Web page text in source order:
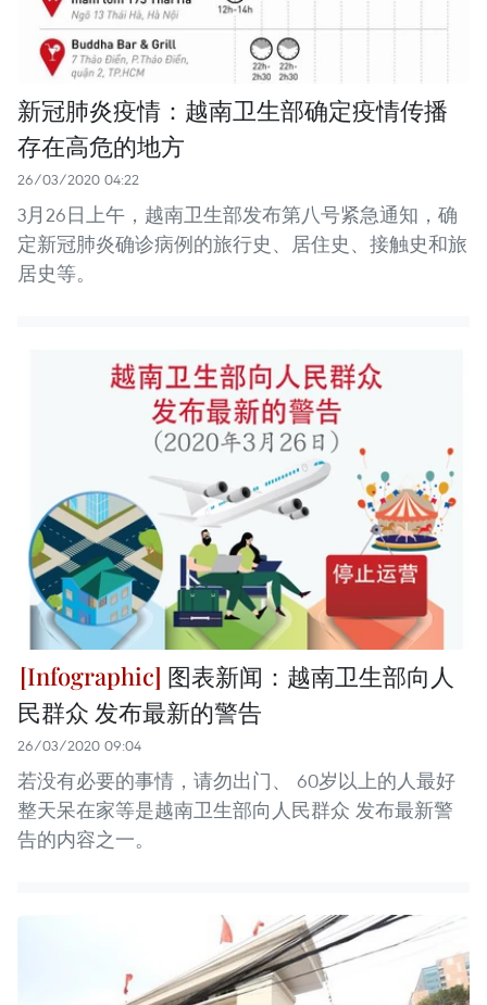
新冠肺炎疫情：越南卫生部确定疫情传播
存在高危的地方
26/03/2020 04:22
3月26日上午，越南卫生部发布第八号紧急通知，确
定新冠肺炎确诊病例的旅行史、居住史、接触史和旅
居史等。
图表新闻：越南卫生部向人
民群众 发布最新的警告
26/03/2020 09:04
若没有必要的事情，请勿出门、 60岁以上的人最好
整天呆在家等是越南卫生部向人民群众 发布最新警
告的内容之一。